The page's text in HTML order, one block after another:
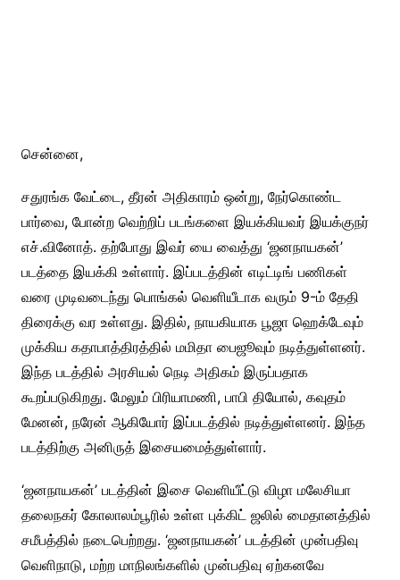
சென்னை,
சதுரங்க வேட்டை, தீரன் அதிகாரம் ஒன்று, நேர்கொண்ட
பார்வை, போன்ற வெற்றிப் படங்களை இயக்கியவர் இயக்குநர்
எச்.வினோத். தற்போது இவர் யை வைத்து ‘ஜனநாயகன்’
படத்தை இயக்கி உள்ளார். இப்படத்தின் எடிட்டிங் பணிகள்
வரை முடிவடைந்து பொங்கல் வெளியீடாக வரும் 9-ம் தேதி
திரைக்கு வர உள்ளது. இதில், நாயகியாக பூஜா ஹெக்டேவும்
முக்கிய கதாபாத்திரத்தில் மமிதா பைஜூவும் நடித்துள்ளனர்.
இந்த படத்தில் அரசியல் நெடி அதிகம் இருப்பதாக
கூறப்படுகிறது. மேலும் பிரியாமணி, பாபி தியோல், கவுதம்
மேனன், நரேன் ஆகியோர் இப்படத்தில் நடித்துள்ளனர். இந்த
படத்திற்கு அனிருத் இசையமைத்துள்ளார்.
‘ஜனநாயகன்’ படத்தின் இசை வெளியீட்டு விழா மலேசியா
தலைநகர் கோலாலம்பூரில் உள்ள புக்கிட் ஜலில் மைதானத்தில்
சமீபத்தில் நடைபெற்றது. ‘ஜனநாயகன்’ படத்தின் முன்பதிவு
வெளிநாடு, மற்ற மாநிலங்களில் முன்பதிவு ஏற்கனவே